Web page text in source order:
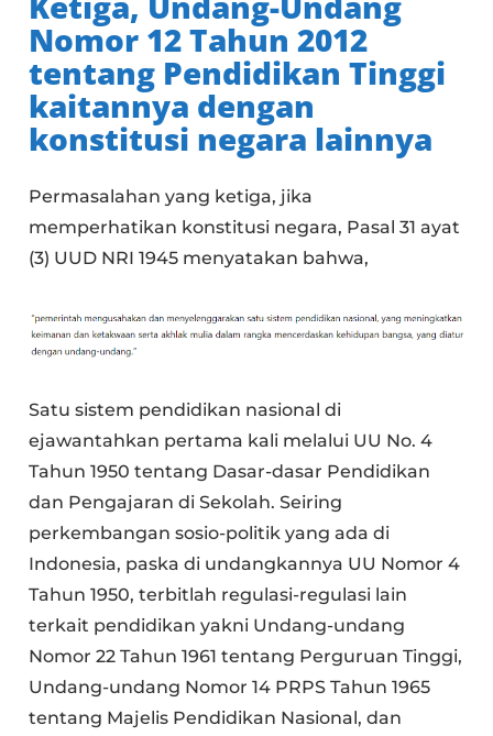
Nomor 12 Tahun 2012
tentang Pendidikan Tinggi
kaitannya dengan
konstitusi negara lainnya
Permasalahan yang ketiga, jika
memperhatikan konstitusi negara, Pasal 31 ayat
(3) UUD NRI 1945 menyatakan bahwa,
Satu sistem pendidikan nasional di
ejawantahkan pertama kali melalui UU No. 4
Tahun 1950 tentang Dasar-dasar Pendidikan
dan Pengajaran di Sekolah. Seiring
perkembangan sosio-politik yang ada di
Indonesia, paska di undangkannya UU Nomor 4
Tahun 1950, terbitlah regulasi-regulasi lain
terkait pendidikan yakni Undang-undang
Nomor 22 Tahun 1961 tentang Perguruan Tinggi,
Undang-undang Nomor 14 PRPS Tahun 1965
tentang Majelis Pendidikan Nasional, dan